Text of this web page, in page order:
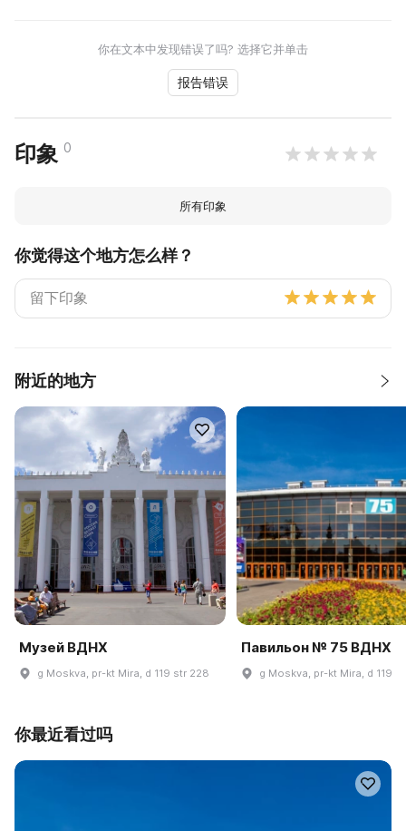
你在文本中发现错误了吗? 选择它并单击
报告错误
印象 0
所有印象
你觉得这个地方怎么样？
附近的地方
Музей ВДНХ
g Moskva, pr-kt Mira, d 119 str 228
Павильон № 75 ВДНХ
g Moskva, pr-kt Mira, d 119
你最近看过吗